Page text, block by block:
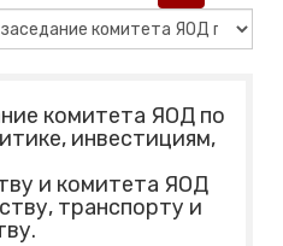
комитета ЯОД по
инвестициям,
и комитета ЯОД
транспорту и